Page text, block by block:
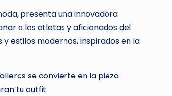
presenta una innovadora
a los atletas y aficionados del
estilos modernos, inspirados en la
se convierte en la pieza
tu outfit.